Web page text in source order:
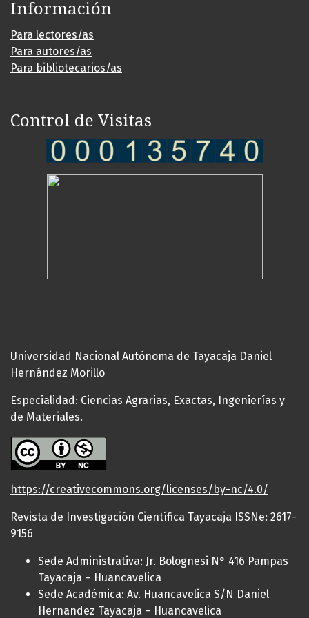
Información
Para lectores/as
Para autores/as
Para bibliotecarios/as
Control de Visitas
Universidad Nacional Autónoma de Tayacaja Daniel
Hernández Morillo
Especialidad: Ciencias Agrarias, Exactas, Ingenierías y
de Materiales.
https://creativecommons.org/licenses/by-nc/4.0/
Revista de Investigación Científica Tayacaja ISSNe: 2617-
9156
Sede Administrativa: Jr. Bolognesi N° 416 Pampas
Tayacaja – Huancavelica
Sede Académica: Av. Huancavelica S/N Daniel
Hernandez Tayacaja – Huancavelica